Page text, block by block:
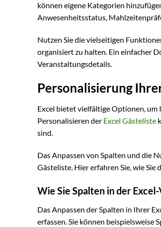
können eigene Kategorien
Anwesenheitsstatus,
Nutzen Sie die vielseitigen
organisiert zu halten. Ein einfacher
Veranstaltungsdetails.
Personalisierung
Excel bietet vielfältige Optionen, um
Personalisieren der Excel Gästeliste
sind.
Das Anpassen von Spalten und die
Gästeliste. Hier erfahren Sie, wie Sie
Wie Sie Spalten in der
Das Anpassen der Spalten in Ihrer
erfassen. Sie können beispielsweise